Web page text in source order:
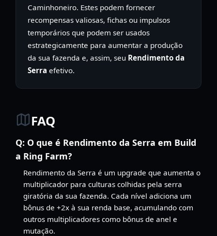
Caminhoneiro. Estes podem fornecer
recompensas valiosas, fichas ou impulsos
temporários que podem ser usados
estrategicamente para aumentar a produção
da sua fazenda e, assim, seu Rendimento da
Serra efetivo.
FAQ
Q: O que é Rendimento da Serra em Build
a Ring Farm?
Rendimento da Serra é um upgrade que aumenta o
multiplicador para culturas colhidas pela serra
giratória da sua fazenda. Cada nível adiciona um
bônus de +2x à sua renda base, acumulando com
outros multiplicadores como bônus de anel e
mutação.